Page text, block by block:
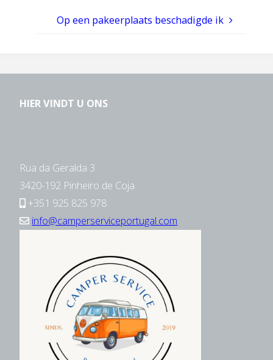
Op een pakeerplaats beschadigde ik
HIER VINDT U ONS
Rua da Geralda 3
3420-192 Pinheiro de Coja
+351 925 825 978
info@camperserviceportugal.com